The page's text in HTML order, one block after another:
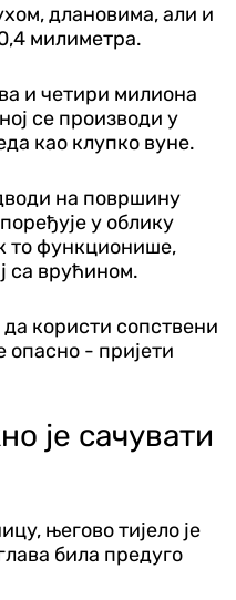
длановима, али и
милиметра.
и четири милиона
се производи у
као клупко вуне.
на површину
у облику
то функционише,
са врућином.
користи сопствени
опасно - пријети
је сачувати
његово тијело је
била предуго